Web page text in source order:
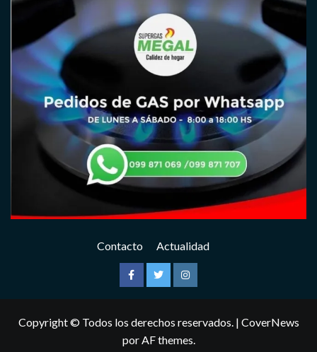
Contacto Actualidad
FacebookTwitterInstagram
Copyright © Todos los derechos reservados. | CoverNews
por AF themes.